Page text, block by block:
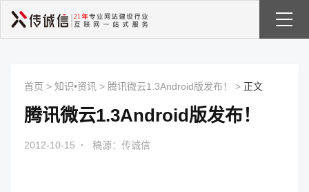
首页 > 知识•资讯 > 腾讯微云1.3Android版发布！ > 正文
腾讯微云1.3Android版发布！
2012-10-15 · 稿源：传诚信